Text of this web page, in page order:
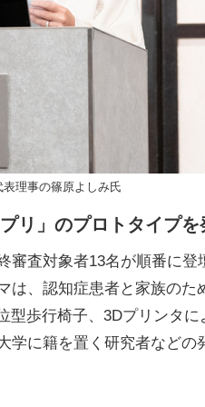
表理事の篠原よしみ氏
リ」のプロトタイプを
査対象者13名が順番に登
は、認知症患者と家族のた
型歩行椅子、3Dプリンタ
に籍を置く研究者などの